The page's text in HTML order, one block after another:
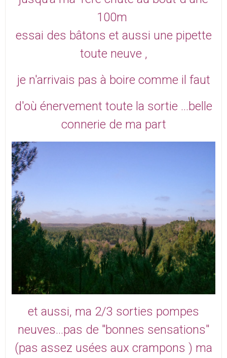
100m
essai des bâtons et aussi une pipette
toute neuve ,
je n'arrivais pas à boire comme il faut
d'où énervement toute la sortie ...belle
connerie de ma part
et aussi, ma 2/3 sorties pompes
neuves...pas de "bonnes sensations"
(pas assez usées aux crampons ) ma